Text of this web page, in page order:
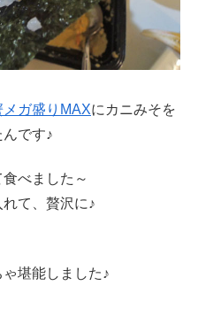
メガ盛りMAXにカニみそを
です♪
べました～
て、贅沢に♪
堪能しました♪